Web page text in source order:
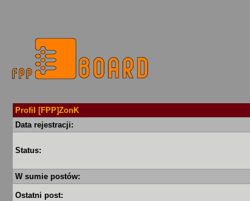
Profil [FPP]ZonK
Data rejestracji:
Status:
W sumie postów:
Ostatni post: